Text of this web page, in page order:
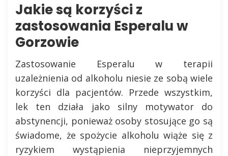
Jakie są korzyści z
zastosowania Esperalu w
Gorzowie
Zastosowanie Esperalu w terapii
uzależnienia od alkoholu niesie ze sobą wiele
korzyści dla pacjentów. Przede wszystkim,
lek ten działa jako silny motywator do
abstynencji, ponieważ osoby stosujące go są
świadome, że spożycie alkoholu wiąże się z
ryzykiem wystąpienia nieprzyjemnych